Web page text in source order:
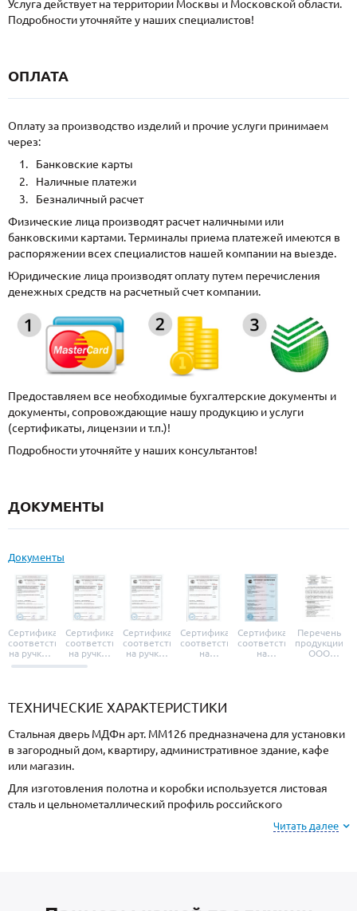
Услуга действует на территории Москвы и Московской области.
Подробности уточняйте у наших специалистов!
ОПЛАТА
Оплату за производство изделий и прочие услуги принимаем
через:
Банковские карты
Наличные платежи
Безналичный расчет
Физические лица производят расчет наличными или
банковскими картами. Терминалы приема платежей имеются в
распоряжении всех специалистов нашей компании на выезде.
Юридические лица производят оплату путем перечисления
денежных средств на расчетный счет компании.
Предоставляем все необходимые бухгалтерские документы и
документы, сопровождающие нашу продукцию и услуги
(сертификаты, лицензии и т.п.)!
Подробности уточняйте у наших консультантов!
ДОКУМЕНТЫ
Документы
Сертификат
соответствия
на ручки и
броненакладки
Сертификат
соответствия
на ручки-
защелки
Сертификат
соответствия
на ручки-
Сертификат
соответствия
на
Сертификат
соответствия
на
Перечень
продукции
ООО
ТЕХНИЧЕСКИЕ ХАРАКТЕРИСТИКИ
Стальная дверь МДФн арт. ММ126 предназначена для установки
в загородный дом, квартиру, административное здание, кафе
или магазин.
Для изготовления полотна и коробки используется листовая
сталь и цельнометаллический профиль российского
производства, сечением 2 мм. Готовая конструкция имеетЧитать далее